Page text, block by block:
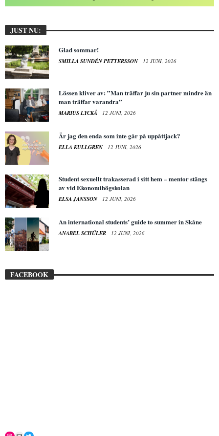
JUST NU:
Glad sommar!
SMILLA SUNDÉN PETTERSSON 12 JUNI, 2026
Lössen kliver av: ”Man träffar ju sin partner mindre än
man träffar varandra”
MARIUS LYCKÅ 12 JUNI, 2026
Är jag den enda som inte går på uppåttjack?
ELLA KULLGREN 12 JUNI, 2026
Student sexuellt trakasserad i sitt hem – mentor stängs
av vid Ekonomihögskolan
ELSA JANSSON 12 JUNI, 2026
An international students’ guide to summer in Skåne
ANABEL SCHÜLER 12 JUNI, 2026
FACEBOOK